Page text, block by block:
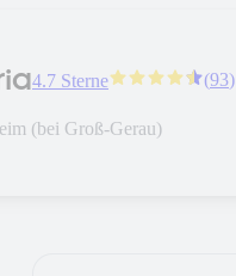
4.7 Sterne (93)
(bei Groß-Gerau)